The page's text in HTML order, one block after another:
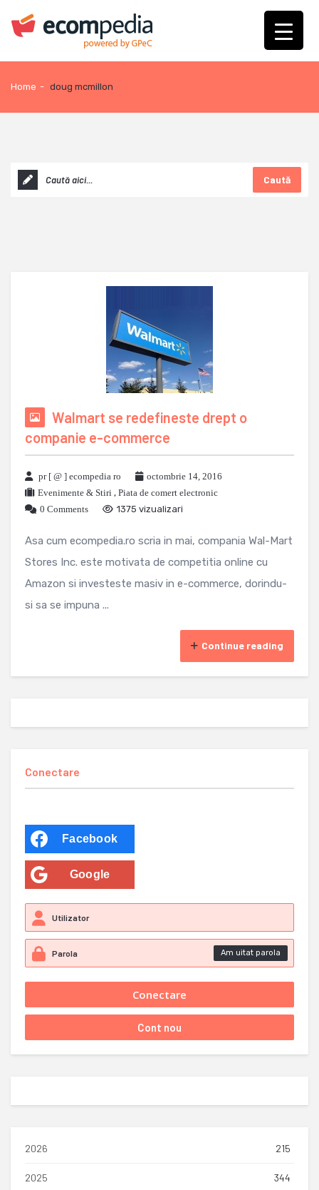
Home - doug mcmillon
Caută
Walmart se redefineste drept o
companie e-commerce
pr [ @ ] ecompedia ro
octombrie 14, 2016
Evenimente & Stiri , Piata de comert electronic
0 Comments
1375 vizualizari
Asa cum ecompedia.ro scria in mai, compania Wal-Mart
Stores Inc. este motivata de competitia online cu
Amazon si investeste masiv in e-commerce, dorindu-
si sa se impuna ...
Continue reading
Conectare
Facebook
Google
Am uitat parola
2026 215
2025 344